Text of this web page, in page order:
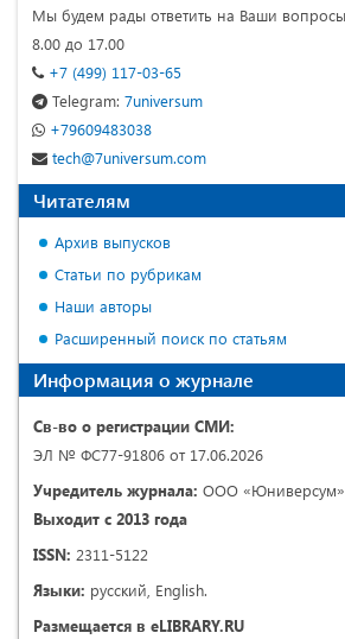
Мы будем рады ответить на Ваши
8.00 до 17.00
+7 (499) 117-03-65
Telegram: 7universum
+79609483038
tech@7universum.com
Читателям
Архив выпусков
Статьи по рубрикам
Наши авторы
Расширенный поиск по статьям
Информация о журнале
Св-во о регистрации СМИ:
ЭЛ № ФС77-91806 от 17.06.2026
Учредитель журнала: ООО «Юниверсум»
Выходит с 2013 года
ISSN: 2311-5122
Языки: русский, English.
Размещается в eLIBRARY.RU